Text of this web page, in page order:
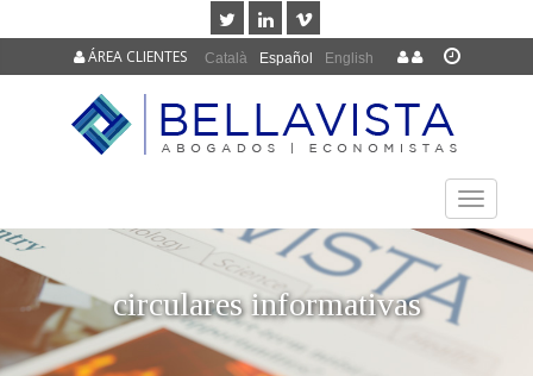
Català Español English
ÁREA CLIENTES
TOGGLE
circulares informativas